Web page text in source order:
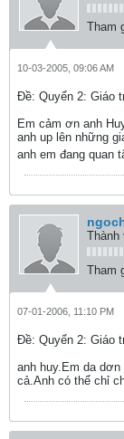
Tham
10-03-2005, 09:06 AM
Ðề: Quyển 2: Giáo
Em cảm ơn anh
anh up lên những
anh em đang quan
Thành
Tham
07-01-2006, 11:10 PM
Ðề: Quyển 2: Giáo
anh huy.Em da
cả.Anh có thể chỉ